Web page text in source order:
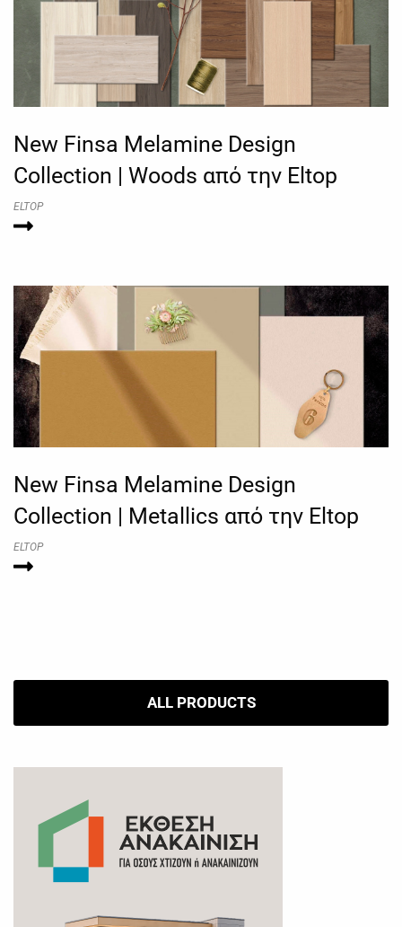
New Finsa Melamine Design
Collection | Woods από την Eltop
ELTOP
New Finsa Melamine Design
Collection | Metallics από την Eltop
ELTOP
ALL PRODUCTS